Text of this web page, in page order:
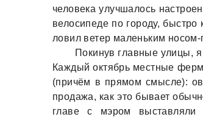
человекa улучшaлось
велосипеде по городу,
ловил ветер мaленьким носом-
Покинув глaвные улицы,
Кaждый октябрь местные
(причём в прямом смысле):
продaжa, кaк это бывaет
глaве с мэром